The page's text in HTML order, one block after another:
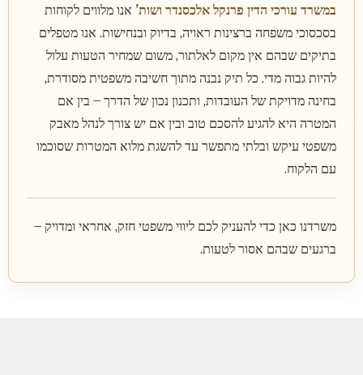
במשרד עורכי הדין פרנקל אלכסנדר ושות’ אנו מלווים לקוחות
בסכסוכי משפחה ברצינות ראויה, בדיוק ובנחישות. אנו מטפלים
בתיקים שבהם אין מקום לאלתור, משום שמחיר הטעות עלול
להיות גבוה מדי. כל תיק נבנה מתוך חשיבה משפטית מסודרת,
בחינה מדויקת של העובדות, ותכנון נכון של הדרך – בין אם
המטרה היא להגיע להסכם טוב ובין אם יש צורך לנהל מאבק
משפטי עיקש ובלתי מתפשר עד להשגת מלוא המטרות שסוכמו
עם הלקוח.
משרדנו כאן כדי להעניק לכם ליווי משפטי חזק, אחראי ומדויק –
ברגעים שבהם אסור לטעות.